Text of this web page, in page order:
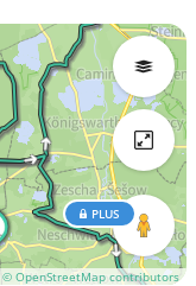
© OpenStreetMap contributors
PLUS